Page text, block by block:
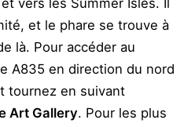
et le phare se trouve à
là. Pour accéder au
A835 en direction du nord
tournez en suivant
Art Gallery. Pour les plus